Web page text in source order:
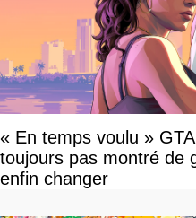
« En temps voulu »
toujours pas montré de
enfin changer